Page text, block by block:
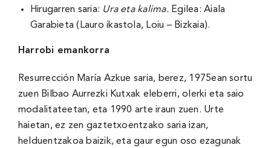
Hirugarren saria: Ura eta kalima.Egilea: Aiala
Garabieta (Lauro ikastola, Loiu – Bizkaia).
Harrobi emankorra
Resurrección María Azkue saria, berez, 1975ean sortu
zuen Bilbao Aurrezki Kutxak eleberri, olerki eta saio
modalitateetan, eta 1990 arte iraun zuen. Urte
haietan, ez zen gaztetxoentzako saria izan,
helduentzakoa baizik, eta gaur egun oso ezagunak